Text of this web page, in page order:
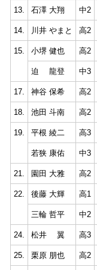
13. 石澤 大翔 中2
14. 川井 やまと 高2
15. 小堺 健也 高2
迫 龍登 中3
17. 神谷 保希 高2
18. 池田 斗南 高2
19. 平根 綾二 高3
若狭 康佑 中3
21. 園田 大雅 高2
22. 後藤 大輝 高1
三輪 哲平 中2
24. 松井 翼 高3
25. 栗原 朋也 高2